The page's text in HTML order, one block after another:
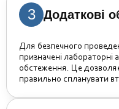
3 Додаткові
Для безпечного
призначені лабораторні
обстеження. Це
правильно спланувати